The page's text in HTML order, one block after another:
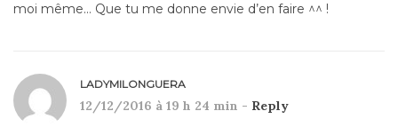
moi même… Que tu me donne envie d’en faire ^^ !
LADYMILONGUERA
12/12/2016 à 19 h 24 min - Reply